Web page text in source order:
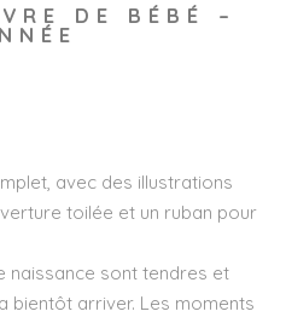
DE BÉBÉ –
avec des illustrations
toilée et un ruban pour
naissance sont tendres et
bientôt arriver. Les moments